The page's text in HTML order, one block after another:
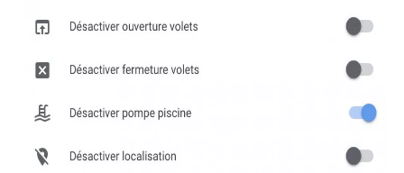
-
service: switch.turn_off
#Changer